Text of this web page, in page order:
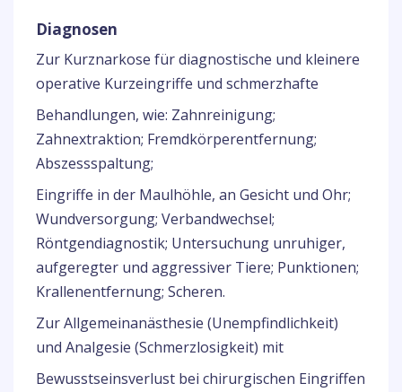
Diagnosen
Zur Kurznarkose für diagnostische und kleinere
operative Kurzeingriffe und schmerzhafte
Behandlungen, wie: Zahnreinigung;
Zahnextraktion; Fremdkörperentfernung;
Abszessspaltung;
Eingriffe in der Maulhöhle, an Gesicht und Ohr;
Wundversorgung; Verbandwechsel;
Röntgendiagnostik; Untersuchung unruhiger,
aufgeregter und aggressiver Tiere; Punktionen;
Krallenentfernung; Scheren.
Zur Allgemeinanästhesie (Unempfindlichkeit)
und Analgesie (Schmerzlosigkeit) mit
Bewusstseinsverlust bei chirurgischen Eingriffen